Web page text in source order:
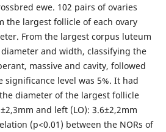
ewe. 102 pairs of ovaries
the largest follicle of each ovary
From the largest corpus luteum
diameter and width, classifying the
massive and cavity, followed
significance level was 5%. It had
diameter of the largest follicle
and left (LO): 3.6±2,2mm
(p<0.01) between the NORs of